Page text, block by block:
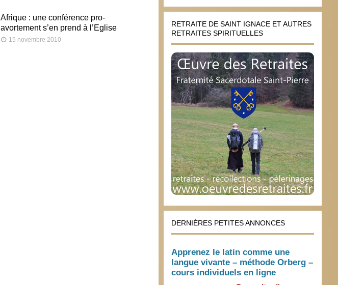
Afrique : une conférence pro-
avortement s’en prend à l’Eglise
15 novembre 2010
L’avortement et le toujours plus
4 janvier 2022
RETRAITE DE SAINT IGNACE ET AUTRES
RETRAITES SPIRITUELLES
DERNIÈRES PETITES ANNONCES
Apprenez le latin comme une
langue vivante – méthode Orberg –
cours individuels en ligne